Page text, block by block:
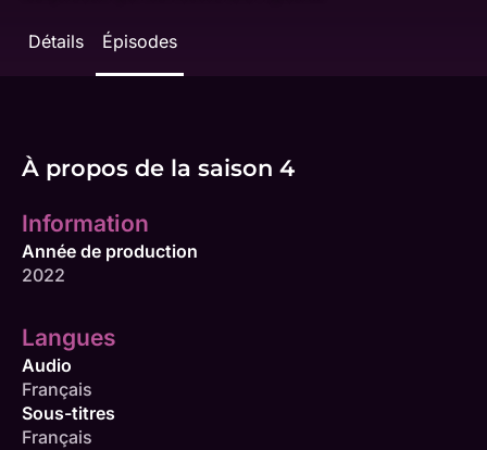
Détails Épisodes
À propos de la saison 4
Information
Année de production
2022
Langues
Audio
Français
Sous-titres
Français